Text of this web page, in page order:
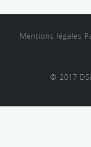
Mentions légales
© 2017